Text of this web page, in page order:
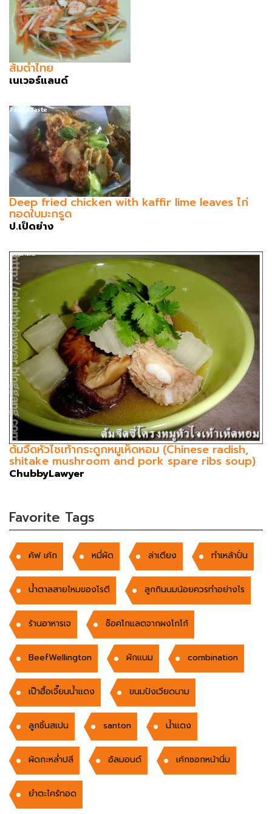
ส้มตำไทย
เนเวอร์แลนด์
Deep fried chicken with kaffir lime leaves ไก่
ทอดใบมะกรูด
ป.เป็ดย่าง
ต้มจืดหัวไชเท้ากระดูกหมูเห็ดหอม (Chinese radish,
shitake mushroom and pork spare ribs soup)
ChubbyLawyer
Favorite Tags
คัฟ เค้ก หมี่ผัด ล่าเตียง ทำเหล้าปั่น
น้ำตาลสายไหมของโรตี ลูกกินนมน้อยควรทำอย่างไร
ร้านอาหารเจ ช็อคโกแลตจากผงโกโก้
BeefWellington ผักแนม combination
เป๊าฮื้อเจี๊ยนน้ำแดง ขนมปังเวียดนาม
ลูกชิ้นสเปน santon น้ำแดง
ผัดกะหล่ำปลี อัลมอนด์ เค้กชอกหน้านิ่ม
ยำตะไคร้ทอด